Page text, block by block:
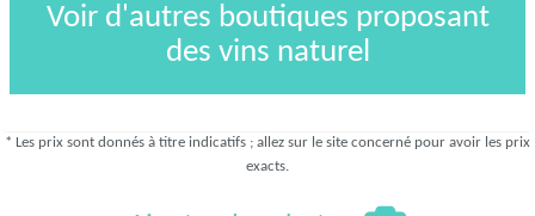
Voir d'autres boutiques proposant
des vins naturel
* Les prix sont donnés à titre indicatifs ; allez sur le site concerné pour avoir les prix
exacts.